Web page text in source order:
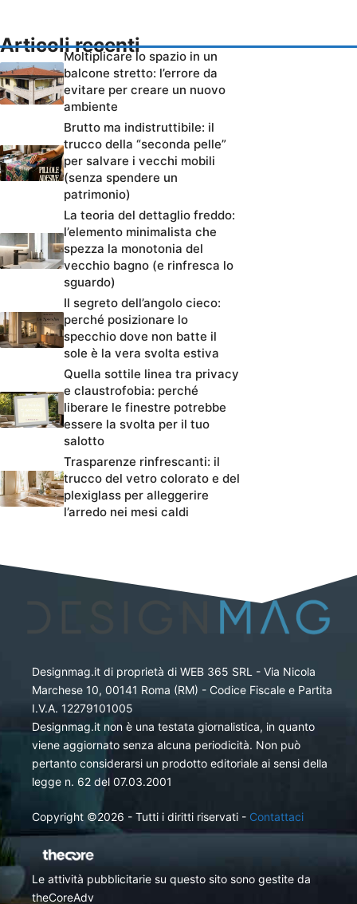
Articoli recenti
Moltiplicare lo spazio in un
balcone stretto: l’errore da
evitare per creare un nuovo
ambiente
Brutto ma indistruttibile: il
trucco della “seconda pelle”
per salvare i vecchi mobili
(senza spendere un
patrimonio)
La teoria del dettaglio freddo:
l’elemento minimalista che
spezza la monotonia del
vecchio bagno (e rinfresca lo
sguardo)
Il segreto dell’angolo cieco:
perché posizionare lo
specchio dove non batte il
sole è la vera svolta estiva
Quella sottile linea tra privacy
e claustrofobia: perché
liberare le finestre potrebbe
essere la svolta per il tuo
salotto
Trasparenze rinfrescanti: il
trucco del vetro colorato e del
plexiglass per alleggerire
l’arredo nei mesi caldi
Designmag.it di proprietà di WEB 365 SRL - Via Nicola
Marchese 10, 00141 Roma (RM) - Codice Fiscale e Partita
I.V.A. 12279101005
Designmag.it non è una testata giornalistica, in quanto
viene aggiornato senza alcuna periodicità. Non può
pertanto considerarsi un prodotto editoriale ai sensi della
legge n. 62 del 07.03.2001
Copyright ©2026 - Tutti i diritti riservati - Contattaci
Le attività pubblicitarie su questo sito sono gestite da
theCoreAdv